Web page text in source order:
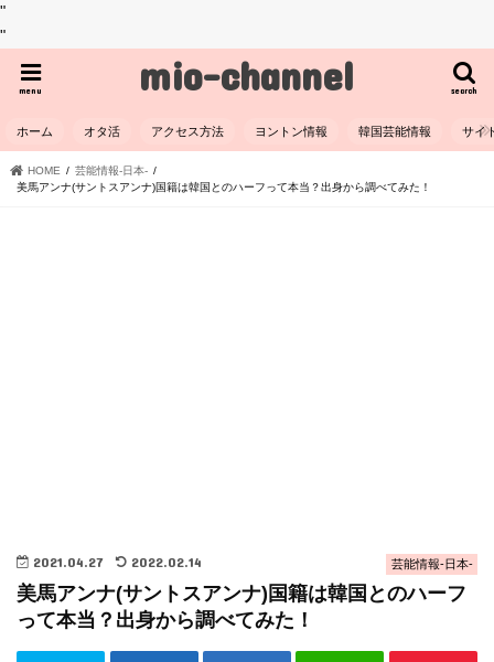
"
"
mio-channel search
menu
ホーム オタ活 アクセス方法 ヨントン情報 韓国芸能情報 サイ
HOME
芸能情報-日本-
美馬アンナ(サントスアンナ)国籍は韓国とのハーフって本当？出身から調べてみた！
芸能情報-日本-
2021.04.27 2022.02.14
美馬アンナ(サントスアンナ)国籍は韓国とのハーフ
って本当？出身から調べてみた！